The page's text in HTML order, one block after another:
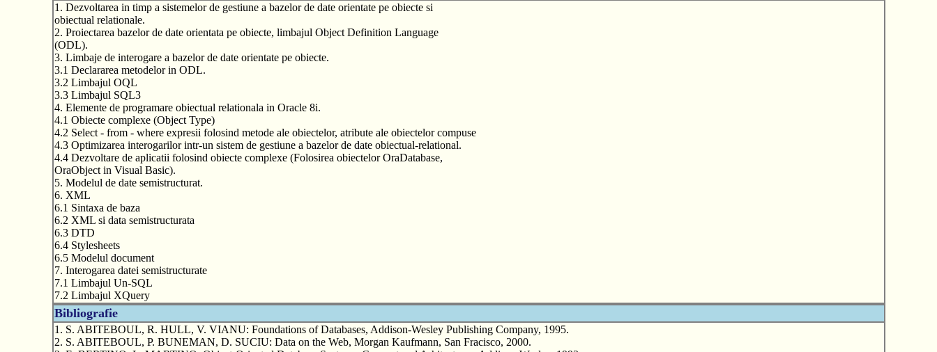
1. Dezvoltarea in timp a sistemelor de gestiune a bazelor de date orientate pe obiecte si
obiectual relationale.
2. Proiectarea bazelor de date orientata pe obiecte, limbajul Object Definition Language
(ODL).
3. Limbaje de interogare a bazelor de date orientate pe obiecte.
3.1 Declararea metodelor in ODL.
3.2 Limbajul OQL
3.3 Limbajul SQL3
4. Elemente de programare obiectual relationala in Oracle 8i.
4.1 Obiecte complexe (Object Type)
4.2 Select - from - where expresii folosind metode ale obiectelor, atribute ale obiectelor compuse
4.3 Optimizarea interogarilor intr-un sistem de gestiune a bazelor de date obiectual-relational.
4.4 Dezvoltare de aplicatii folosind obiecte complexe (Folosirea obiectelor OraDatabase,
OraObject in Visual Basic).
5. Modelul de date semistructurat.
6. XML
6.1 Sintaxa de baza
6.2 XML si data semistructurata
6.3 DTD
6.4 Stylesheets
6.5 Modelul document
7. Interogarea datei semistructurate
7.1 Limbajul Un-SQL
7.2 Limbajul XQuery
Bibliografie
1. S. ABITEBOUL, R. HULL, V. VIANU: Foundations of Databases, Addison-Wesley Publishing Company, 1995.
2. S. ABITEBOUL, P. BUNEMAN, D. SUCIU: Data on the Web, Morgan Kaufmann, San Fracisco, 2000.